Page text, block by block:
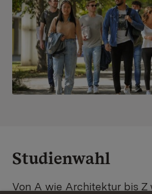
Studienwahl
Von A wie Architektur bis Z